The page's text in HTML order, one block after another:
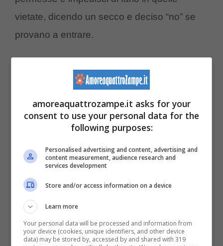
vietate, dicendo un secco e deciso “no” se
provano a entrare.
della casa a cui il cane non dovrà accedere
devono essere già chiuse quando Fido
arriverà in casa per la prima volta: i confini e
prima e questo vale sia per quelli materiali
5. Regole su letto e divano >
cane non salga sul divano e non venga a
dormire a letto con te? Dovrai farglielo capire
amoreaquattrozampe.it asks for your
consent to use your personal data for the
following purposes:
Personalised advertising and content, advertising and
content measurement, audience research and
services development
Store and/or access information on a device
Learn more
Your personal data will be processed and information from
your device (cookies, unique identifiers, and other device
data) may be stored by, accessed by and shared with 319